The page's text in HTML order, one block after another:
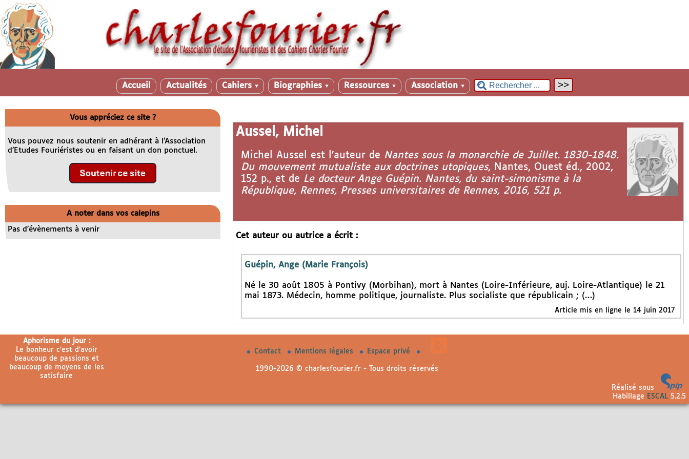
Accueil Actualités Cahiers ▼ Biographies ▼ Ressources ▼ Association ▼
Aussel, Michel
Michel Aussel est l’auteur de Nantes sous la monarchie de Juillet. 1830-1848.
Du mouvement mutualiste aux doctrines utopiques, Nantes, Ouest éd., 2002,
152 p., et de Le docteur Ange Guépin. Nantes, du saint-simonisme à la
République, Rennes, Presses universitaires de Rennes, 2016, 521 p.
Cet auteur ou autrice a écrit :
Guépin, Ange (Marie François)
Né le 30 août 1805 à Pontivy (Morbihan), mort à Nantes (Loire-Inférieure, auj. Loire-Atlantique) le 21
mai 1873. Médecin, homme politique, journaliste. Plus socialiste que républicain ; (…)
Article mis en ligne le 14 juin 2017
Vous appréciez ce site ?
Vous pouvez nous soutenir en adhérant à l’Association
d’Etudes Fouriéristes ou en faisant un don ponctuel.
A noter dans vos calepins
Pas d’évènements à venir
Aphorisme du jour :
Le bonheur c’est d’avoir
beaucoup de passions et
beaucoup de moyens de les
satisfaire
Contact Mentions légales Espace privé
1990-2026 © charlesfourier.fr - Tous droits réservés
Réalisé sous
Habillage
ESCAL5.2.5